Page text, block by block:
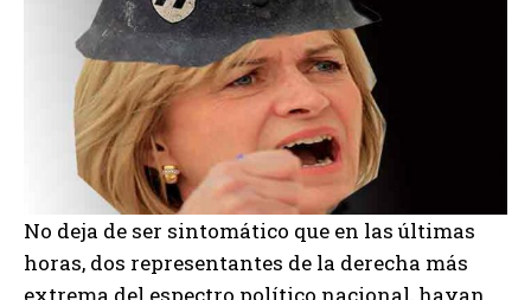
No deja de ser sintomático que en las últimas
horas, dos representantes de la derecha más